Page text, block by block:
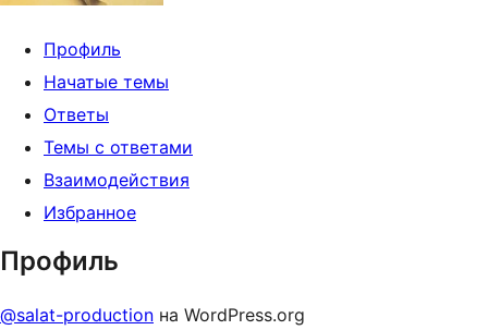
Профиль
Начатые темы
Ответы
Темы с ответами
Взаимодействия
Избранное
Профиль
@salat-production на WordPress.org